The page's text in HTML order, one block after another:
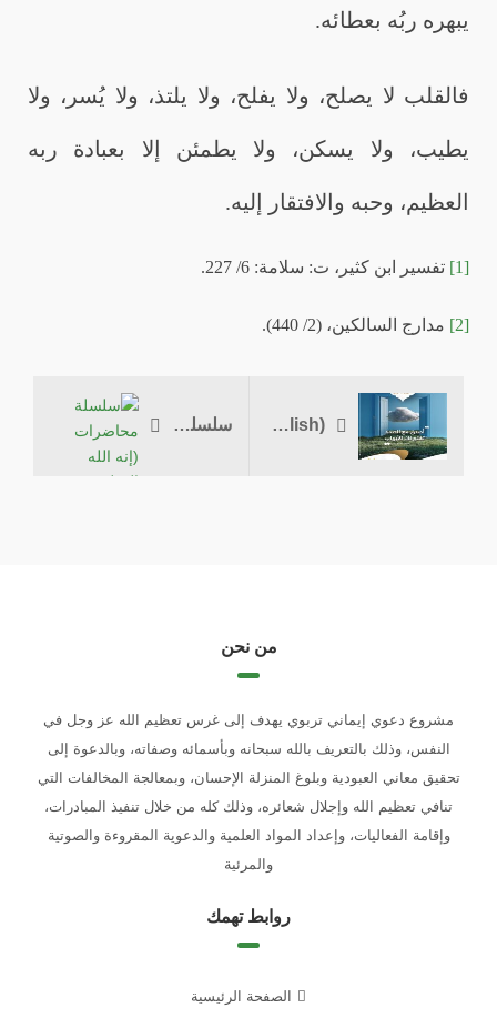
يبهره ربُه بعطائه.
فالقلب لا يصلح، ولا يفلح، ولا يلتذ، ولا يُسر، ولا
يطيب، ولا يسكن، ولا يطمئن إلا بعبادة ربه
العظيم، وحبه والافتقار إليه.
[1] تفسير ابن كثير، ت: سلامة: 6/ 227.
[2] مدارج السالكين، (2/ 440).
(English) As-Samad سلسلة محاضرات (إنه الله العظيم)
من نحن
مشروع دعوي إيماني تربوي يهدف إلى غرس تعظيم الله عز وجل في
النفس، وذلك بالتعريف بالله سبحانه وبأسمائه وصفاته، وبالدعوة إلى
تحقيق معاني العبودية وبلوغ المنزلة الإحسان، وبمعالجة المخالفات التي
تنافي تعظيم الله وإجلال شعائره، وذلك كله من خلال تنفيذ المبادرات،
وإقامة الفعاليات، وإعداد المواد العلمية والدعوية المقروءة والصوتية
والمرئية
روابط تهمك
الصفحة الرئيسية